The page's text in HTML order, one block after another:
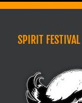
SPIRIT FESTIVAL